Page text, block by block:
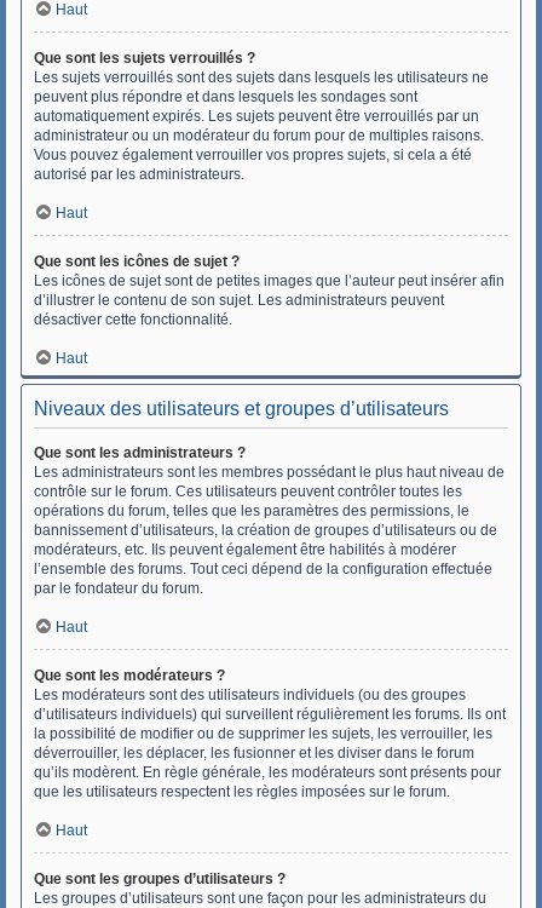
Haut
Que sont les sujets verrouillés ?
Les sujets verrouillés sont des sujets dans lesquels les utilisateurs ne
peuvent plus répondre et dans lesquels les sondages sont
automatiquement expirés. Les sujets peuvent être verrouillés par un
administrateur ou un modérateur du forum pour de multiples raisons.
Vous pouvez également verrouiller vos propres sujets, si cela a été
autorisé par les administrateurs.
Haut
Que sont les icônes de sujet ?
Les icônes de sujet sont de petites images que l’auteur peut insérer afin
d’illustrer le contenu de son sujet. Les administrateurs peuvent
désactiver cette fonctionnalité.
Haut
Niveaux des utilisateurs et groupes d’utilisateurs
Que sont les administrateurs ?
Les administrateurs sont les membres possédant le plus haut niveau de
contrôle sur le forum. Ces utilisateurs peuvent contrôler toutes les
opérations du forum, telles que les paramètres des permissions, le
bannissement d’utilisateurs, la création de groupes d’utilisateurs ou de
modérateurs, etc. Ils peuvent également être habilités à modérer
l’ensemble des forums. Tout ceci dépend de la configuration effectuée
par le fondateur du forum.
Haut
Que sont les modérateurs ?
Les modérateurs sont des utilisateurs individuels (ou des groupes
d’utilisateurs individuels) qui surveillent régulièrement les forums. Ils ont
la possibilité de modifier ou de supprimer les sujets, les verrouiller, les
déverrouiller, les déplacer, les fusionner et les diviser dans le forum
qu’ils modèrent. En règle générale, les modérateurs sont présents pour
que les utilisateurs respectent les règles imposées sur le forum.
Haut
Que sont les groupes d’utilisateurs ?
Les groupes d’utilisateurs sont une façon pour les administrateurs du